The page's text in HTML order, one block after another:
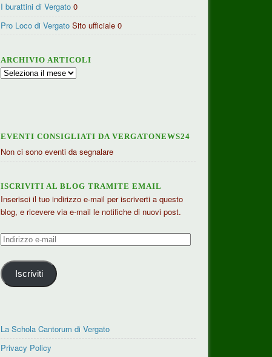
I burattini di Vergato 0
Pro Loco di Vergato Sito ufficiale 0
ARCHIVIO ARTICOLI
Archivio
EVENTI CONSIGLIATI DA VERGATONEWS24
Non ci sono eventi da segnalare
ISCRIVITI AL BLOG TRAMITE EMAIL
Inserisci il tuo indirizzo e-mail per iscriverti a questo
blog, e ricevere via e-mail le notifiche di nuovi post.
Indirizzo
mail
Iscriviti
La Schola Cantorum di Vergato
Privacy Policy